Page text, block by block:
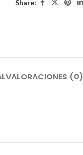
Share:
VALORACIONES (0)